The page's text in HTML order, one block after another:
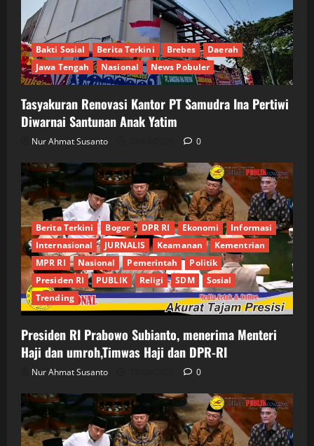
Bakti Sosial Berita Terkini Brebes
Daerah
Jawa Tengah
Nasional News Pobuler
Tasyakuran Renovasi Kantor PT Samudra Ina Pertiwi
Diwarnai Santunan Anak Yatim
Nur Ahmat Susanto 0
Berita Terkini Bogor DPR RI Ekonomi
Informasi
Internasional
JURNALIS Keamanan
Kementrian
MPR RI
Nasional Pemerintah
Politik
Presiden RI
PUBLIK Religi SDM
Sosial
Trending
Presiden RI Prabowo Subianto, menerima Menteri
Haji dan umroh,Timwas Haji dan DPR-RI
Nur Ahmat Susanto 0